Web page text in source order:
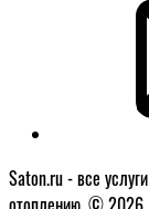
Saton.ru - все